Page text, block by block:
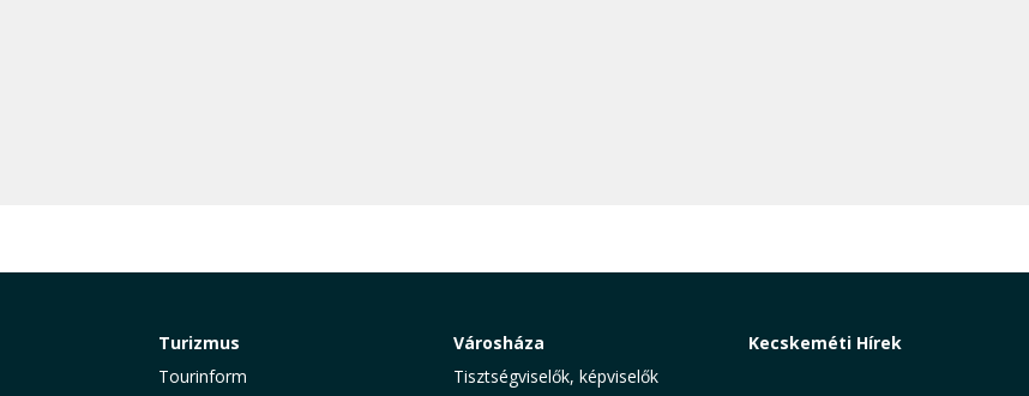
Turizmus
Tourinform
Városháza
Tisztségviselők, képviselők
Kecskeméti Hírek